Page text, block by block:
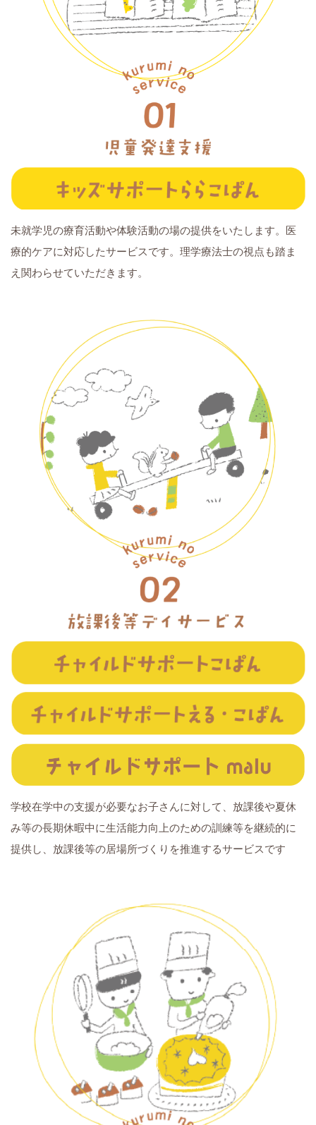
未就学児の療育活動や体験活動の場の提供をいたします。医
療的ケアに対応したサービスです。理学療法士の視点も踏ま
え関わらせていただきます。
学校在学中の支援が必要なお子さんに対して、放課後や夏休
み等の長期休暇中に生活能力向上のための訓練等を継続的に
提供し、放課後等の居場所づくりを推進するサービスです